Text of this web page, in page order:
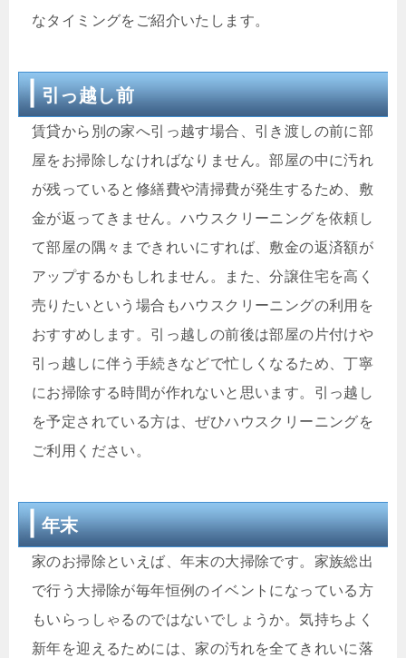
なタイミングをご紹介いたします。
引っ越し前
賃貸から別の家へ引っ越す場合、引き渡しの前に部
屋をお掃除しなければなりません。部屋の中に汚れ
が残っていると修繕費や清掃費が発生するため、敷
金が返ってきません。ハウスクリーニングを依頼し
て部屋の隅々まできれいにすれば、敷金の返済額が
アップするかもしれません。また、分譲住宅を高く
売りたいという場合もハウスクリーニングの利用を
おすすめします。引っ越しの前後は部屋の片付けや
引っ越しに伴う手続きなどで忙しくなるため、丁寧
にお掃除する時間が作れないと思います。引っ越し
を予定されている方は、ぜひハウスクリーニングを
ご利用ください。
年末
家のお掃除といえば、年末の大掃除です。家族総出
で行う大掃除が毎年恒例のイベントになっている方
もいらっしゃるのではないでしょうか。気持ちよく
新年を迎えるためには、家の汚れを全てきれいに落